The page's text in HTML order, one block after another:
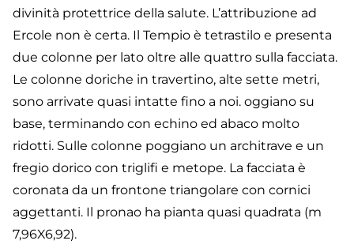
divinità protettrice della salute. L’attribuzione ad
Ercole non è certa. Il Tempio è tetrastilo e presenta
due colonne per lato oltre alle quattro sulla facciata.
Le colonne doriche in travertino, alte sette metri,
sono arrivate quasi intatte fino a noi. oggiano su
base, terminando con echino ed abaco molto
ridotti. Sulle colonne poggiano un architrave e un
fregio dorico con triglifi e metope. La facciata è
coronata da un frontone triangolare con cornici
aggettanti. Il pronao ha pianta quasi quadrata (m
7,96X6,92).